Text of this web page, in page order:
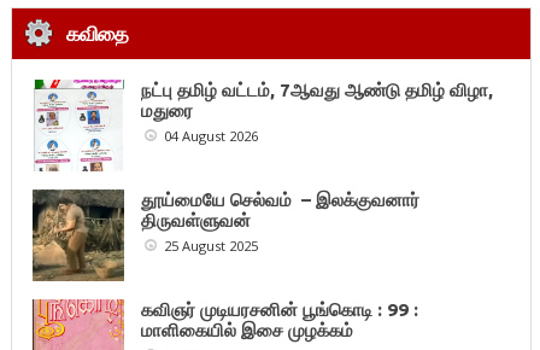
கவிதை
நட்பு தமிழ் வட்டம், 7ஆவது ஆண்டு தமிழ் விழா,
மதுரை
04 August 2026
தூய்மையே செல்வம் – இலக்குவனார்
திருவள்ளுவன்
25 August 2025
கவிஞர் முடியரசனின் பூங்கொடி : 99 :
மாளிகையில் இசை முழக்கம்